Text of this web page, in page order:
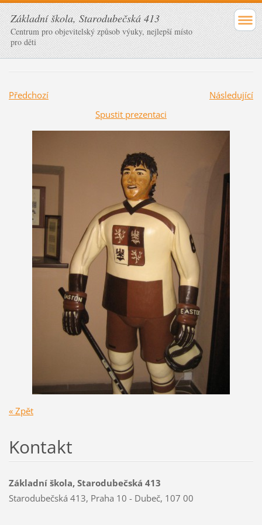
Základní škola, Starodubečská 413
Centrum pro objevitelský způsob výuky, nejlepší místo
pro děti
Předchozí
Následující
Spustit prezentaci
« Zpět
Kontakt
Základní škola, Starodubečská 413
Starodubečská 413, Praha 10 - Dubeč, 107 00